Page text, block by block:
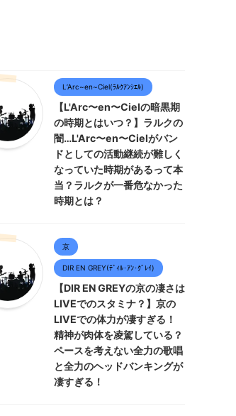
L’Arc~en~Ciel(ﾗﾙｸｱﾝｼｴﾙ)
【L'Arc〜en〜Cielの暗黒期
の時期とはいつ？】ラルクの
闇…L'Arc〜en〜Cielがバン
ドとしての活動継続が難しく
なっていた時期があるって本
当？ラルクが一番危なかった
時期とは？
京
DIR EN GREY(ﾃﾞｨﾙ･ｱﾝ･ｸﾞﾚｲ)
【DIR EN GREYの京の凄さは
LIVEでのスタミナ？】京の
LIVEでの体力が凄すぎる！
精神が肉体を凌駕している？
ペースを考えない全力の歌唱
と全力のヘッドバンキングが
凄すぎる！